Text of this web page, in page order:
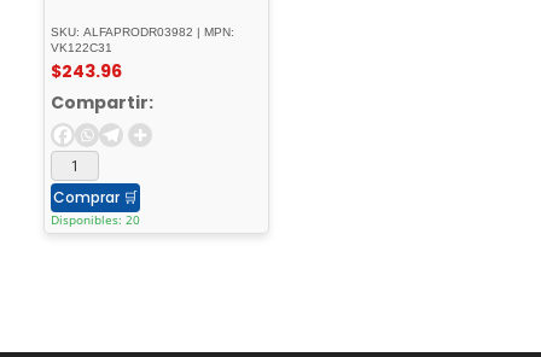
SKU: ALFAPRODR03982 | MPN:
VK122C31
$243.96
Compartir:
Comprar 🛒
Disponibles: 20